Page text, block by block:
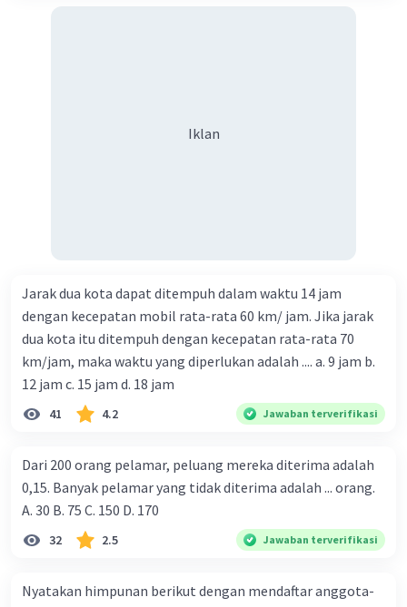
Iklan
Jarak dua kota dapat ditempuh dalam waktu 14 jam
dengan kecepatan mobil rata-rata 60 km/ jam. Jika jarak
dua kota itu ditempuh dengan kecepatan rata-rata 70
km/jam, maka waktu yang diperlukan adalah .... a. 9 jam b.
12 jam c. 15 jam d. 18 jam
41 4.2 Jawaban terverifikasi
Dari 200 orang pelamar, peluang mereka diterima adalah
0,15. Banyak pelamar yang tidak diterima adalah ... orang.
A. 30 B. 75 C. 150 D. 170
32 2.5 Jawaban terverifikasi
Nyatakan himpunan berikut dengan mendaftar anggota-